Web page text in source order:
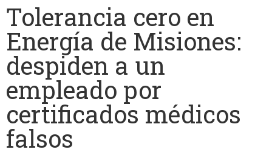
Tolerancia cero en
Energía de Misiones:
despiden a un
empleado por
certificados médicos
falsos